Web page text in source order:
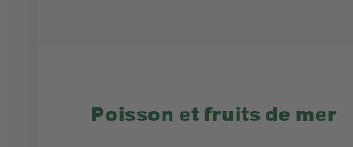
Poisson et fruits de mer